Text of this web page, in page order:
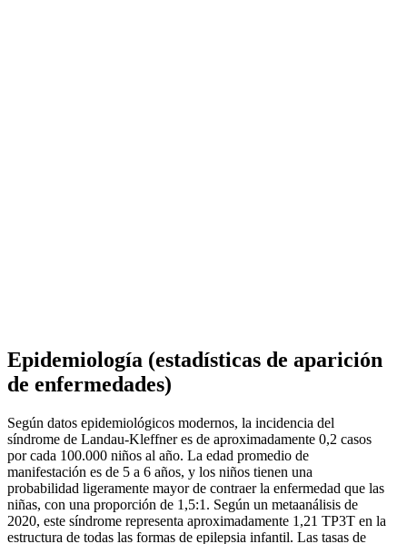
Epidemiología (estadísticas de aparición
de enfermedades)
Según datos epidemiológicos modernos, la incidencia del
síndrome de Landau-Kleffner es de aproximadamente 0,2 casos
por cada 100.000 niños al año. La edad promedio de
manifestación es de 5 a 6 años, y los niños tienen una
probabilidad ligeramente mayor de contraer la enfermedad que las
niñas, con una proporción de 1,5:1. Según un metaanálisis de
2020, este síndrome representa aproximadamente 1,21 TP3T en la
estructura de todas las formas de epilepsia infantil. Las tasas de